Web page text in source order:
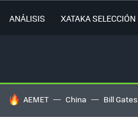
ANÁLISIS XATAKA SELECCIÓN
HOY SE HABLA DE
AEMET China Bill Gates